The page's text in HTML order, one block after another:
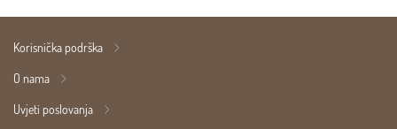
Korisnička podrška
O nama
Uvjeti poslovanja